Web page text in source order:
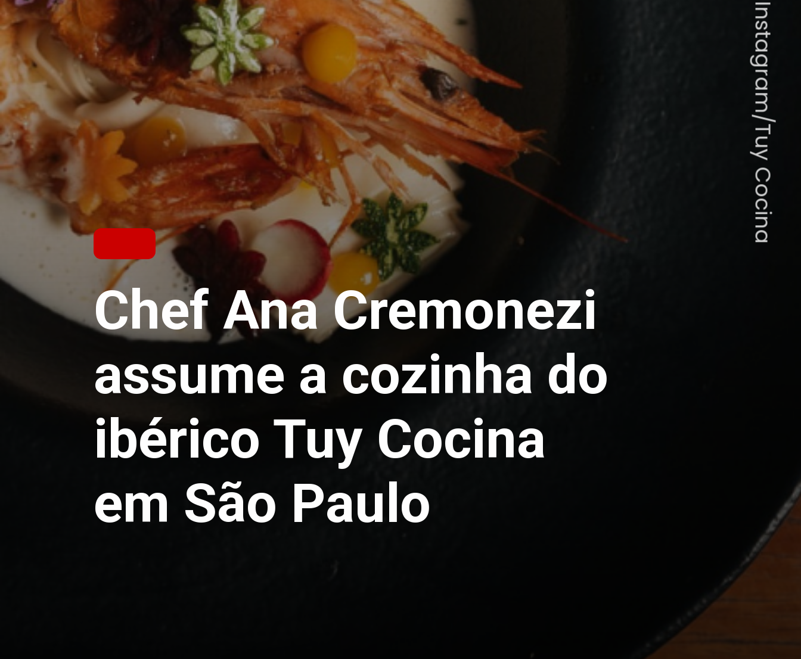
Chef Ana Cremonezi
assume a cozinha do
ibérico Tuy Cocina
em São Paulo
Instagram/Tuy Cocina